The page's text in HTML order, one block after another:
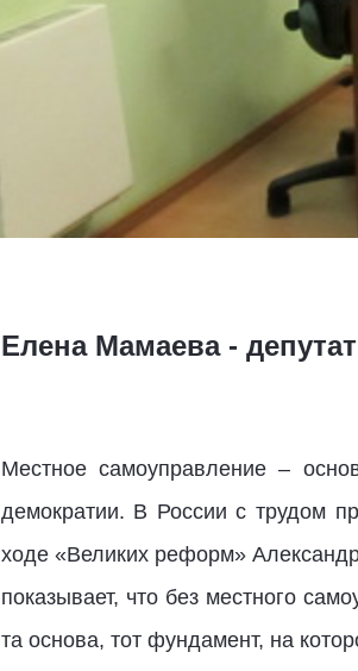
Елена Мамаева -
Местное самоуправление –
демократии. В России с трудом
ходе «Великих реформ»
показывает, что без местного
та основа, тот фундамент, на